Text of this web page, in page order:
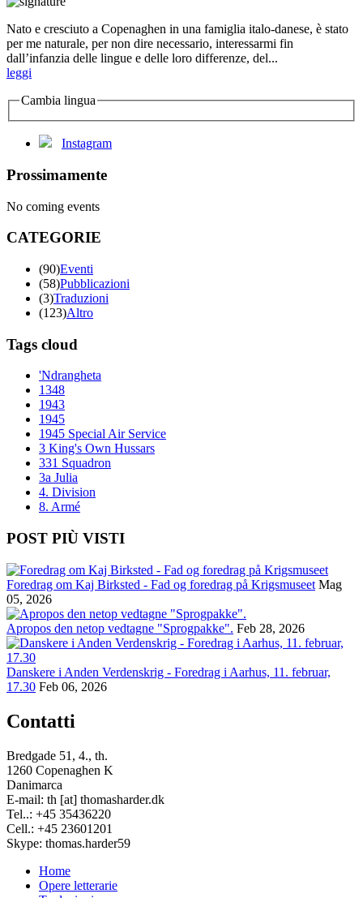
Nato e cresciuto a Copenaghen in una famiglia italo-danese, è stato
per me naturale, per non dire necessario, interessarmi fin
dall’infanzia delle lingue e delle loro differenze, del...
leggi
Cambia lingua
Instagram
Prossimamente
No coming events
CATEGORIE
(90)Eventi
(58)Pubblicazioni
(3)Traduzioni
(123)Altro
Tags cloud
'Ndrangheta
1348
1943
1945
1945 Special Air Service
3 King's Own Hussars
331 Squadron
3a Julia
4. Division
8. Armé
POST PIÙ VISTI
Foredrag om Kaj Birksted - Fad og foredrag på Krigsmuseet Mag
05, 2026
Apropos den netop vedtagne "Sprogpakke". Feb 28, 2026
Danskere i Anden Verdenskrig - Foredrag i Aarhus, 11. februar,
17.30 Feb 06, 2026
Contatti
Bredgade 51, 4., th.
1260 Copenaghen K
Danimarca
E-mail: th [at] thomasharder.dk
Tel..: +45 35436220
Cell.: +45 23601201
Skype: thomas.harder59
Footer
Home
Opere letterarie